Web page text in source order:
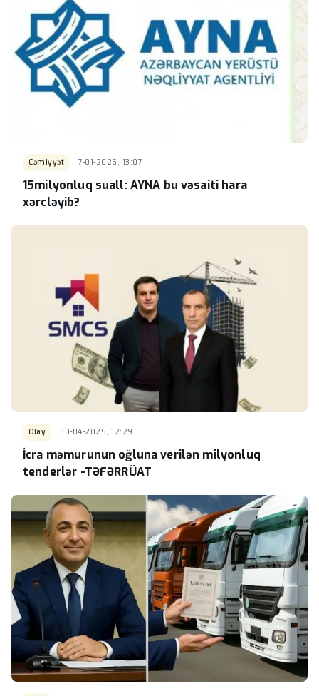
Cəmiyyət 7-01-2026, 13:07
15milyonluq suall: AYNA bu vəsaiti hara
xərcləyib?
Olay 30-04-2025, 12:29
İcra məmurunun oğluna verilən milyonluq
tenderlər -TƏFƏRRÜAT